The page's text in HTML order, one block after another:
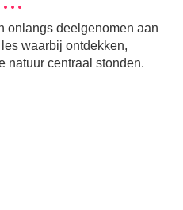
onlangs deelgenomen aan
waarbij ontdekken,
natuur centraal stonden.